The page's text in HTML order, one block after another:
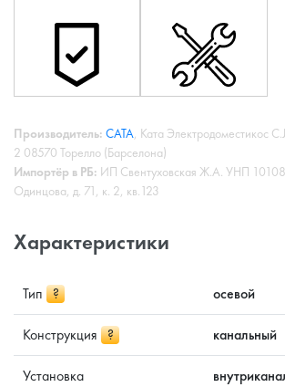
Производитель: CATA, Ката Электродоместикос
2 08570 Торелло (Барселона)
Импортёр в РБ: ИП Свентуховская Ж.А. УНП
Одинцова, д. 71, к. 2, кв.123
Характеристики
Тип ? осевой
Конструкция ? канальный
Установка